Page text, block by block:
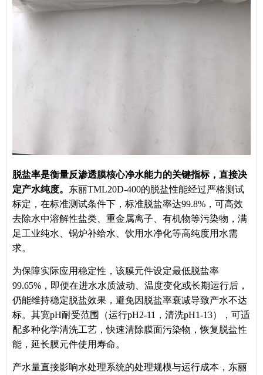
脱盐率是衡量反渗透膜核心净水能力的关键指标，直接决
定产水纯度。 东丽TML20D-400的脱盐性能经过严格测试
标定，在标准测试条件下，标准脱盐率达99.8%，可高效
去除水中溶解性盐类、重金属离子、有机物等污染物，满
足工业纯水、锅炉补给水、饮用水净化等高纯度用水需
求。
为保障实际应用稳定性，该膜元件设定最低脱盐率
99.65%，即便在进水水质波动、温度变化或长期运行后，
仍能维持稳定脱盐效果，避免因脱盐率衰减导致产水不达
标。其宽pH耐受范围（运行pH2-11，清洗pH1-13），可适
配多种化学清洗工艺，快速清除膜面污染物，恢复脱盐性
能，延长膜元件使用寿命。
产水量直接影响水处理系统的处理规模与运行成本，东丽